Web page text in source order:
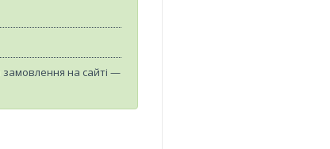
замовлення на сайті —